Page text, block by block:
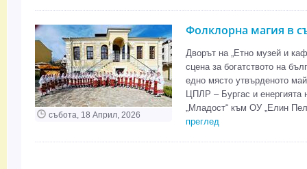
събота, 18 Април, 2026
Фолклорна магия в
Дворът на „Етно музей и
сцена за богатството на
едно място утвърденото
ЦПЛР – Бургас и енергията
„Младост“ към ОУ „Елин
преглед